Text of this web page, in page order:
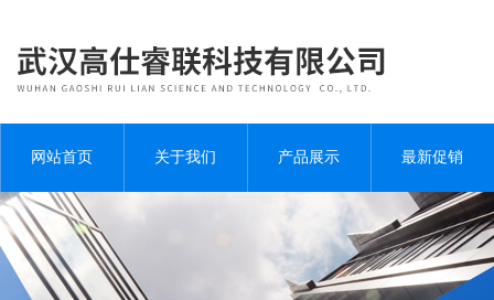
网站首页 关于我们 产品展示 最新促销